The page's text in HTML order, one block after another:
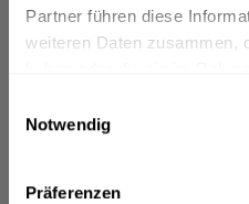
Partner führen diese
weiteren Daten zusammen,
Notwendig
Präferenzen
Romagna nach
liefern.
Weines zu fördern, um die
erleben zu können." so der
>>>mehr